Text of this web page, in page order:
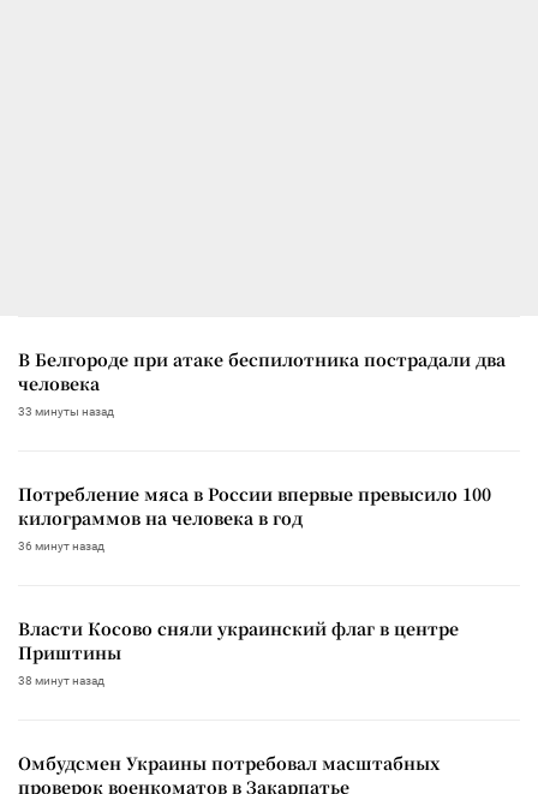
В Белгороде при атаке беспилотника пострадали два
человека
33 минуты назад
Потребление мяса в России впервые превысило 100
килограммов на человека в год
36 минут назад
Власти Косово сняли украинский флаг в центре
Приштины
38 минут назад
Омбудсмен Украины потребовал масштабных
проверок военкоматов в Закарпатье